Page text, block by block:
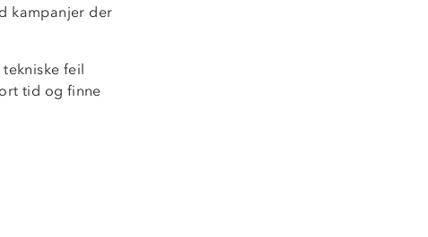
kampanjer der
feil
tid og finne